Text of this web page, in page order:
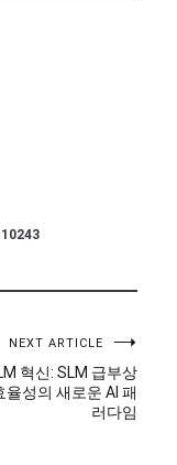
10243
NEXT ARTICLE
혁신: SLM 급부상
율성의 새로운 AI 패
러다임